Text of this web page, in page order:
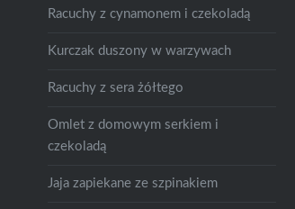
Racuchy z cynamonem i czekoladą
Kurczak duszony w warzywach
Racuchy z sera żółtego
Omlet z domowym serkiem i
czekoladą
Jaja zapiekane ze szpinakiem